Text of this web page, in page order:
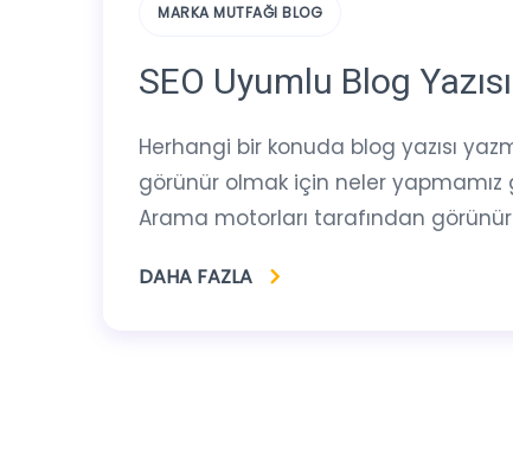
MARKA MUTFAĞI BLOG
SEO Uyumlu Blog Yazısı
Herhangi bir konuda blog yazısı
görünür olmak için neler
Arama motorları tarafından
DAHA FAZLA